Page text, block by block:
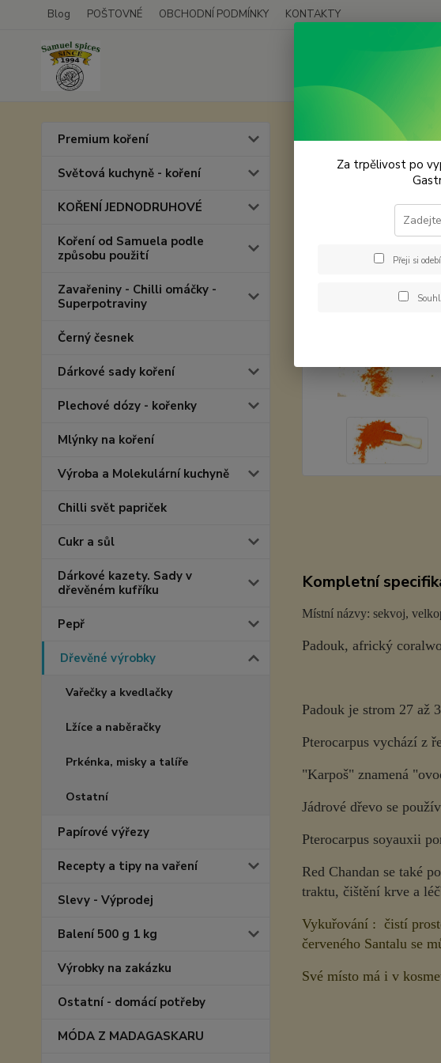
Blog POŠTOVNÉ OBCHODNÍ PODMÍNKY KONTAKTY
Premium koření
Světová kuchyně - koření
KOŘENÍ JEDNODRUHOVÉ
Koření od Samuela podle
způsobu použití
Zavařeniny - Chilli omáčky -
Superpotraviny
Černý česnek
Dárkové sady koření
Plechové dózy - kořenky
Mlýnky na koření
Výroba a Molekulární kuchyně
Chilli svět papriček
Cukr a sůl
Dárkové kazety. Sady v
dřevěném kufříku
Pepř
Dřevěné výrobky
Vařečky a kvedlačky
Lžíce a naběračky
Prkénka, misky a talíře
Ostatní
Papírové výřezy
Recepty a tipy na vaření
Slevy - Výprodej
Balení 500 g 1 kg
Výrobky na zakázku
Ostatní - domácí potřeby
MÓDA Z MADAGASKARU
Dřevěné výrobky
Santalové
Kompletní
Místní názvy: sekvoj,
Padouk, africký
Padouk je strom 27 až
Pterocarpus vychází z
"Karpoš" znamená
Jádrové dřevo se
Pterocarpus soyauxii
Red Chandan se také
traktu, čištění krve a
Vykuřování : čistí
červeného Santalu se
Své místo má i v
Za trpělivost po
Přeji si